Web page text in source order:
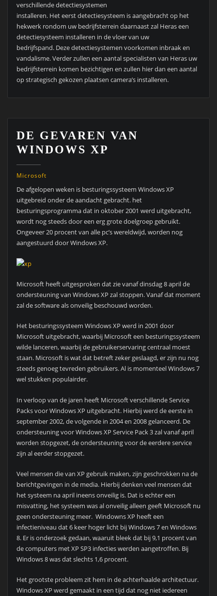
verschillende detectiesystemen
installeren. Het eerst detectiesysteem is aangebracht op het
hekwerk rondom uw bedrijfsterrein daarnaast zal Heras een
detectiesysteem installeren in de vloer van uw
bedrijfspand. Deze detectiesystemen voorkomen inbraak en
vandalisme. Verder zullen een aantal specialisten van Heras uw
bedrijfsterrein komen bezichtigen en zullen hier dan een aantal
op strategisch gekozen plaatsen camera’s installeren.
DE GEVAREN VAN
WINDOWS XP
Microsoft
De afgelopen weken is besturingssysteem Windows XP
uitgebreid onder de aandacht gebracht. het
besturingsprogramma dat in oktober 2001 werd uitgebracht,
wordt nog steeds door een erg grote doelgroep gebruikt.
Ongeveer 20 procent van alle pc’s wereldwijd, worden nog
aangestuurd door Windows XP.
Microsoft heeft uitgesproken dat zie vanaf dinsdag 8 april de
ondersteuning van Windows XP zal stoppen. Vanaf dat moment
zal de software als onveilig beschouwd worden.
Het besturingssysteem Windows XP werd in 2001 door
Microsoft uitgebracht, waarbij Microsoft een besturingssysteem
wilde lanceren, waarbij de gebruikerservaring centraal moest
staan. Microsoft is wat dat betreft zeker geslaagd, er zijn nu nog
steeds genoeg tevreden gebruikers. Al is momenteel Windows 7
wel stukken populairder.
In verloop van de jaren heeft Microsoft verschillende Service
Packs voor Windows XP uitgebracht. Hierbij werd de eerste in
september 2002, de volgende in 2004 en 2008 gelanceerd. De
ondersteuning voor Windows XP Service Pack 3 zal vanaf april
worden stopgezet, de ondersteuning voor de eerdere service
zijn al eerder stopgezet.
Veel mensen die van XP gebruik maken, zijn geschrokken na de
berichtgevingen in de media. Hierbij denken veel mensen dat
het systeem na april ineens onveilig is. Dat is echter een
misvatting, het systeem was al onveilig alleen geeft Microsoft nu
geen ondersteuning meer. Windowns XP heeft een
infectieniveau dat 6 keer hoger licht bij Windows 7 en Windows
8. Er is onderzoek gedaan, waaruit bleek dat bij 9,1 procent van
de computers met XP SP3 infecties werden aangetroffen. Bij
Windows 8 was dat slechts 1,6 procent.
Het grootste probleem zit hem in de achterhaalde architectuur.
Windows XP werd gemaakt in een tijd dat nog niet iedereen